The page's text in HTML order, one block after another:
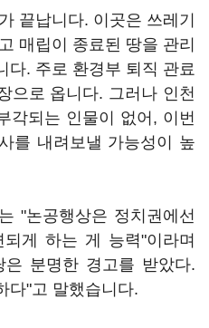
끝납니다. 이곳은 쓰레기
매립이 종료된 땅을 관리
다. 주로 환경부 퇴직 관료
으로 옵니다. 그러나 인천
각되는 인물이 없어, 이번
를 내려보낼 가능성이 높
"논공행상은 정치권에선
게 하는 게 능력"이라며
분명한 경고를 받았다.
다"고 말했습니다.